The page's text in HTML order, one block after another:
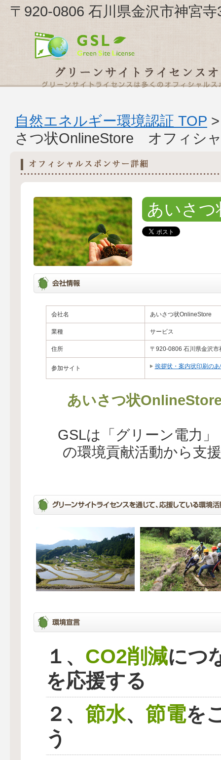
〒920-0806 石川県金沢市神宮
自然エネルギー環境認証 TOP
さつ状OnlineStore オフィシ
あいさつ
会社名 あいさつ状OnlineStore
業種 サービス
住所 〒920-0806 石川県金沢市
参加サイト 挨拶状・案内状印刷の
あいさつ状
GSLは「グリーン電力
の環境貢献活動から支
１、 CO2削減につ
を応援する
２、 節水、 節電を
う